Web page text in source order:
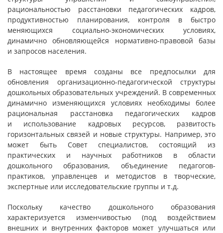
рациональностью расстановки педагогических кадров,
продуктивностью планирования, контроля в быстро
меняющихся социально-экономических условиях,
динамично обновляющейся нормативно-правовой базы
и запросов населения.
В настоящее время созданы все предпосылки для
обновления организационно-педагогической структуры
дошкольных образовательных учреждений. В современных
динамично изменяющихся условиях необходимы более
рациональная расстановка педагогических кадров
и использование кадровых ресурсов, развитость
горизонтальных связей и новые структуры. Например, это
может быть Совет специалистов, состоящий из
практических и научных работников в области
дошкольного образования, объединение педагогов-
практиков, управленцев и методистов в творческие,
экспертные или исследовательские группы и т.д.
Поскольку качество дошкольного образования
характеризуется изменчивостью (под воздействием
внешних и внутренних факторов может улучшаться или